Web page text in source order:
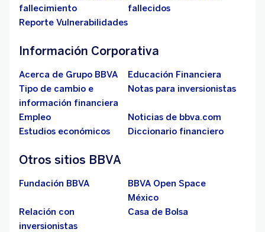
fallecimiento
fallecidos
Reporte Vulnerabilidades
Información Corporativa
Acerca de Grupo BBVA
Educación Financiera
Tipo de cambio e
información financiera
Notas para inversionistas
Empleo
Noticias de bbva.com
Estudios económicos
Diccionario financiero
Otros sitios BBVA
Fundación BBVA
BBVA Open Space
México
Relación con
inversionistas
Casa de Bolsa